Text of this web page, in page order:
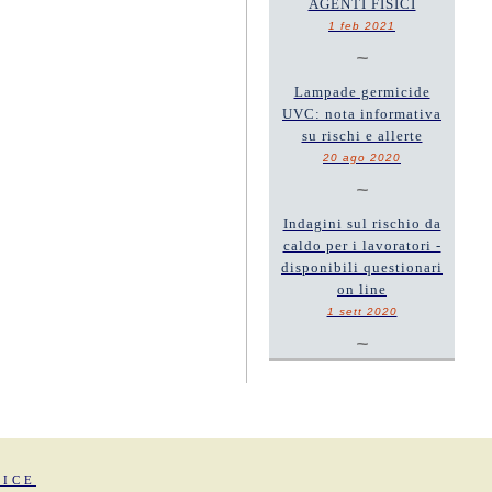
AGENTI FISICI
1 feb 2021
~
Lampade germicide
UVC: nota informativa
su rischi e allerte
20 ago 2020
~
Indagini sul rischio da
caldo per i lavoratori -
disponibili questionari
on line
1 sett 2020
~